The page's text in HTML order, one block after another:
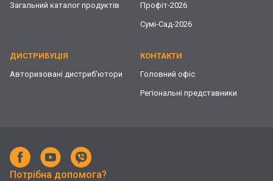
Загальний каталог продуктів
Профіт-2026
Сумі-Сад-2026
ДИСТРИБУЦІЯ
Авторизовані дистриб'ютори
КОНТАКТИ
Головний офіс
Регіональні представники
Потрібна допомога?